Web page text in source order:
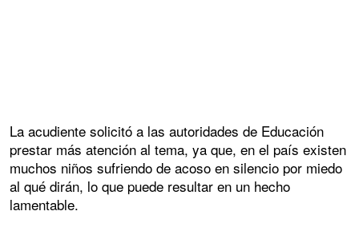
La acudiente solicitó a las autoridades de Educación
prestar más atención al tema, ya que, en el país existen
muchos niños sufriendo de acoso en silencio por miedo
al qué dirán, lo que puede resultar en un hecho
lamentable.